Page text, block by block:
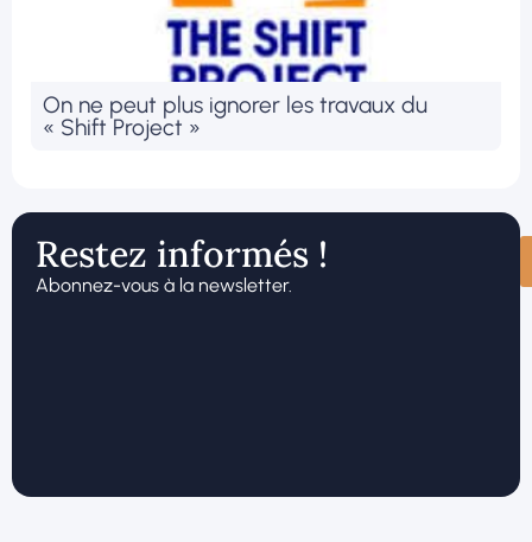
On ne peut plus ignorer les travaux du
« Shift Project »
Restez informés !
Abonnez-vous à la newsletter.